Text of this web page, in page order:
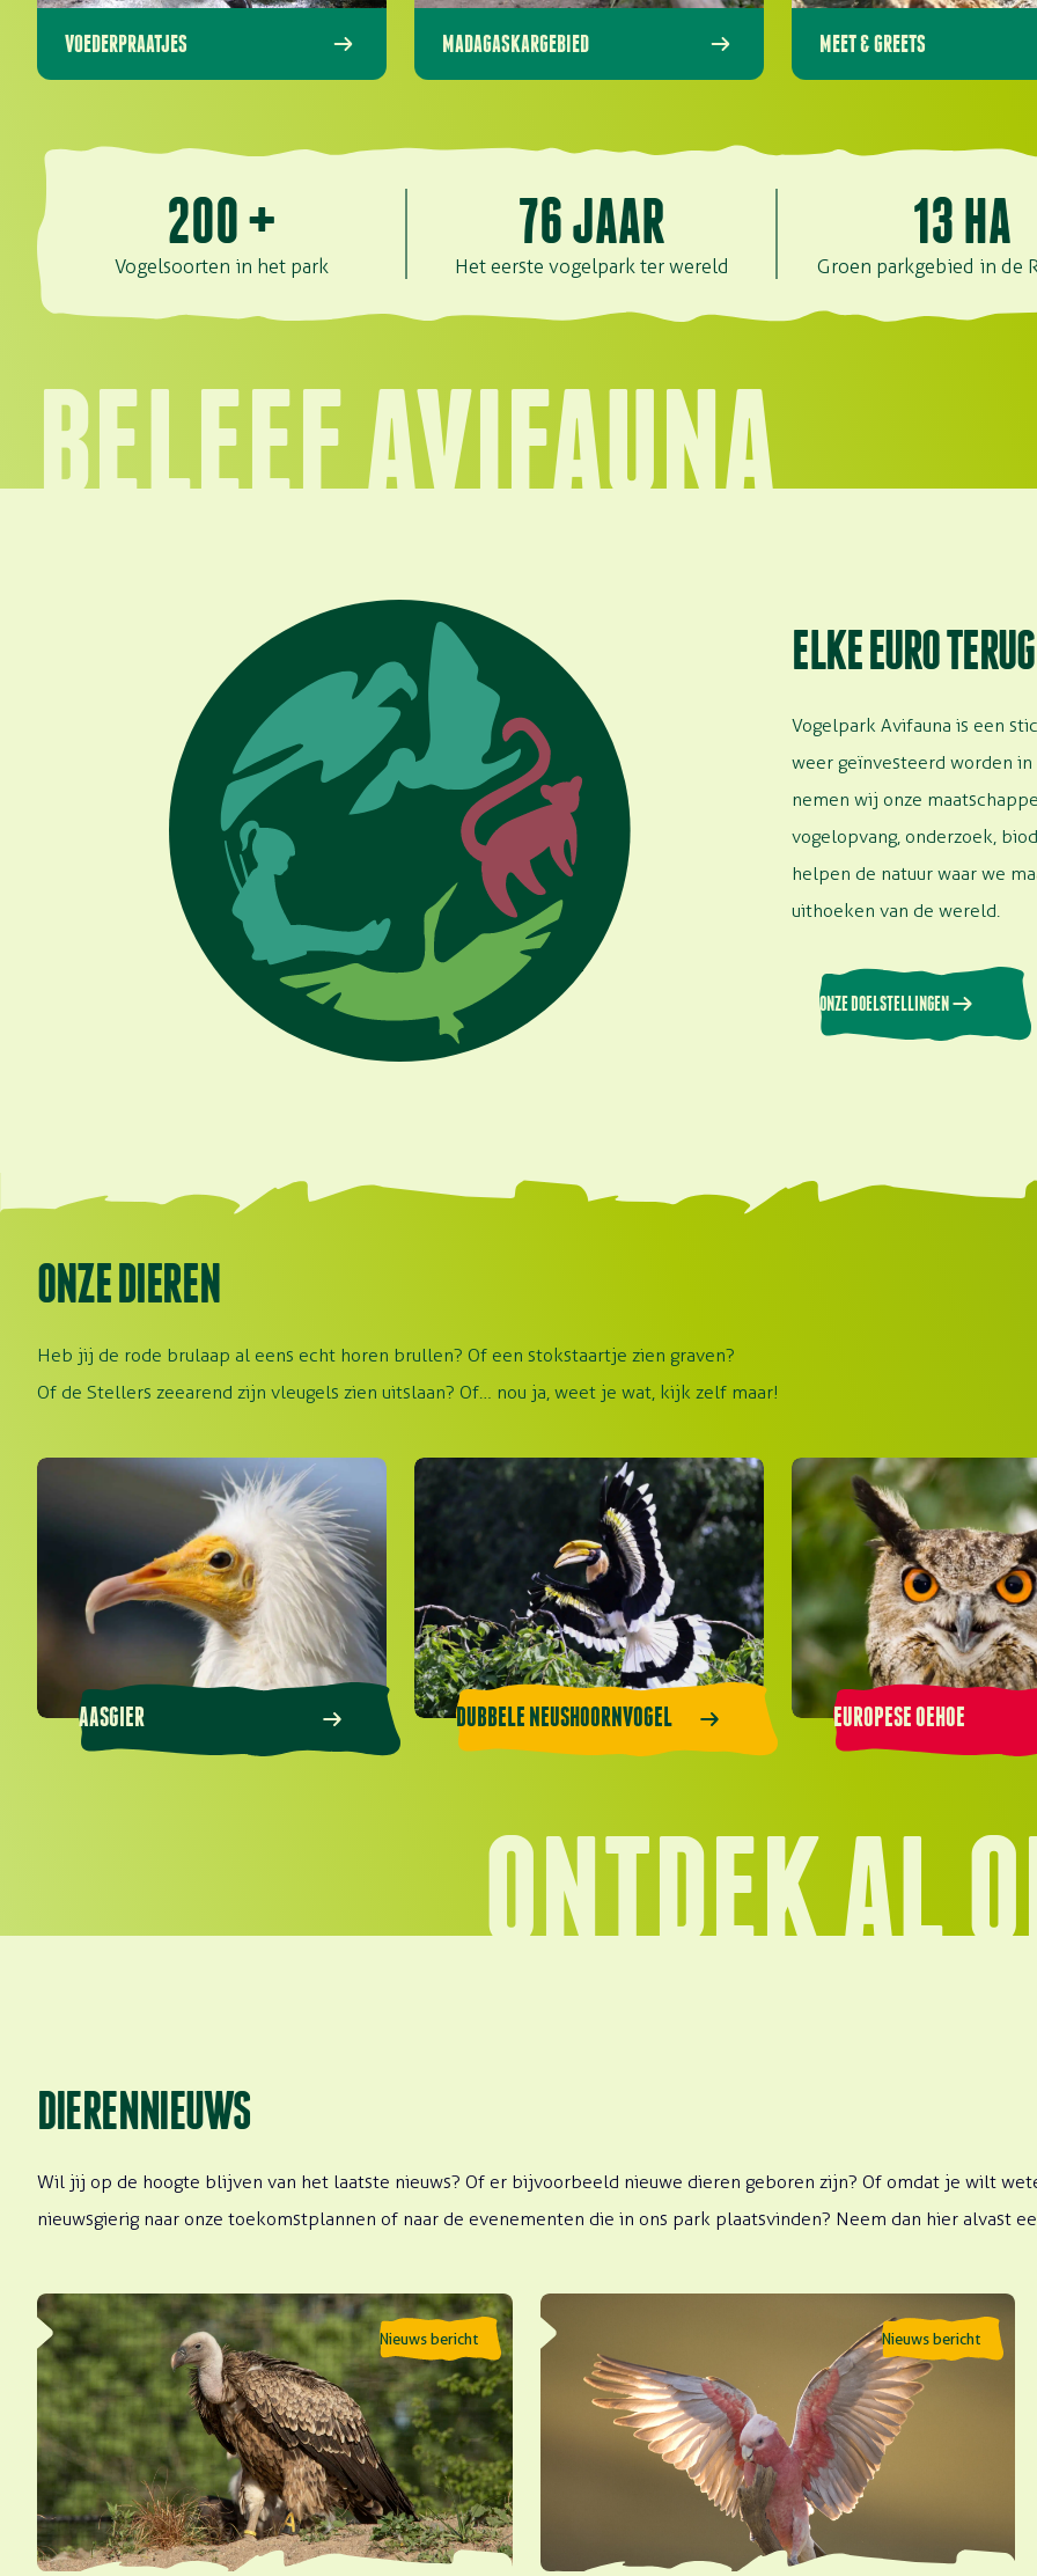
VOEDERPRAATJES MADAGASKARGEBIED MEET & GREETS
200+
Vogelsoorten in het park
76JAAR
Het eerste vogelpark ter wereld
13 HA
Groen parkgebied in de
BELEEF AVIFAUNA
ELKE EURO
Vogelpark Avifauna is een
weer geïnvesteerd worden
nemen wij onze
vogelopvang, onderzoek,
helpen de natuur waar we
uithoeken van de wereld.
ONZE DOELSTELLINGEN
ONZE DIEREN
Heb jij de rode brulaap al eens echt horen brullen? Of een stokstaartje zien graven?
Of de Stellers zeearend zijn vleugels zien uitslaan? Of… nou ja, weet je wat, kijk zelf maar!
AASGIER
Aasgier
DUBBELE NEUSHOORNVOGEL
Dubbele neushoornvogel
EUROPESE OEHOE
Europese oehoe
ONTDEK AL
DIERENNIEUWS
Wil jij op de hoogte blijven van het laatste nieuws? Of er bijvoorbeeld nieuwe dieren geboren zijn? Of omdat je wilt
nieuwsgierig naar onze toekomstplannen of naar de evenementen die in ons park plaatsvinden? Neem dan hier alvast
Nieuws bericht
Lees meer over Gierendag 2026
Nieuws bericht